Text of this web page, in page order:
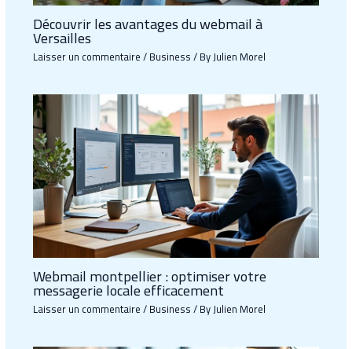
Découvrir les avantages du webmail à
Versailles
Laisser un commentaire/Business/ ByJulien Morel
Webmail montpellier : optimiser votre
messagerie locale efficacement
Laisser un commentaire/Business/ ByJulien Morel